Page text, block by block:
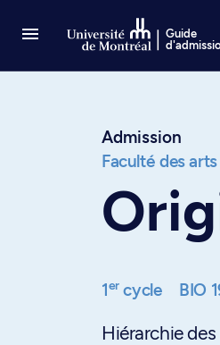
Guide
Admission
Faculté des
1ercycle BIO
Hiérarchie